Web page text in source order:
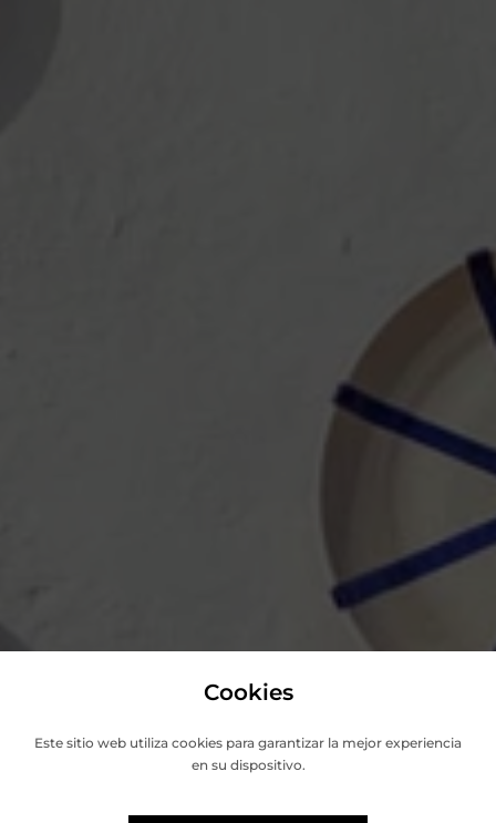
Cookies
Este sitio web utiliza cookies para garantizar la mejor experiencia
en su dispositivo.